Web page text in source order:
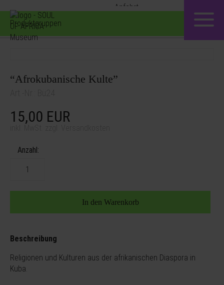
Produktgruppen
“Afrokubanische Kulte”
15,00 EUR
Anzahl:
Beschreibung
Religionen und Kulturen aus der afrikanischen Diaspora in
Kuba.